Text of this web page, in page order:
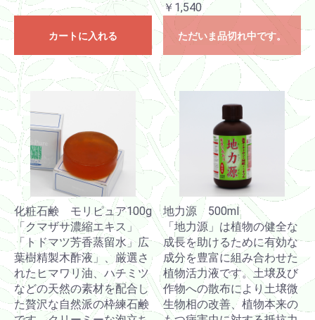
カートに入れる
￥1,540
ただいま品切れ中です。
化粧石鹸 モリピュア100g
「クマザサ濃縮エキス」
「トドマツ芳香蒸留水」広
葉樹精製木酢液」、厳選さ
れたヒマワリ油、ハチミツ
などの天然の素材を配合し
た贅沢な自然派の枠練石鹸
地力源 500ml
「地力源」は植物の健全な
成長を助けるために有効な
成分を豊富に組み合わせた
植物活力液です。土壌及び
作物への散布により土壌微
生物相の改善、植物本来の